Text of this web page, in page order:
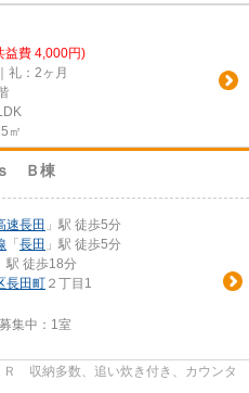
益費 4,000円)
礼：2ヶ月
㎡
Ｂ棟
速長田 」駅 徒歩5分
「 長田 」駅 徒歩5分
駅 徒歩18分
長田町 ２丁目1
集中： 1室
Ｒ 収納多数、追い炊き付き、カウンタ